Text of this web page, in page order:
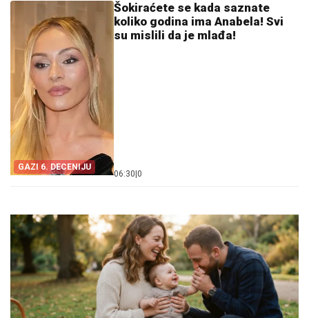
GAZI 6. DECENIJU
Šokiraćete se kada saznate
koliko godina ima Anabela! Svi
su mislili da je mlađa!
06:30 0